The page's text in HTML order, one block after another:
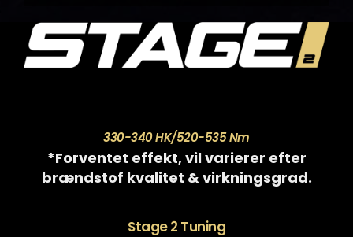
330-340HK/520-535 Nm
*Forventet effekt, vil varierer efter
brændstof kvalitet & virkningsgrad.
Stage 2 Tuning